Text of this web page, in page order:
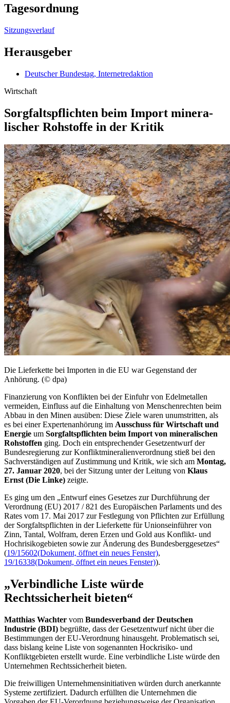
Tagesordnung
Sitzungsverlauf
Herausgeber
Deutscher Bundestag, Internetredaktion
Wirtschaft
Sorgfalts­pflichten beim Import minera­
lischer Rohstoffe in der Kri­tik
Die Lieferkette bei Importen in die EU war Gegenstand der
Anhörung. (© dpa)
Finanzierung von Konflikten bei der Einfuhr von Edelmetallen
vermeiden, Einfluss auf die Einhaltung von Menschenrechten beim
Abbau in den Minen ausüben: Diese Ziele waren unumstritten, als
es bei einer Expertenanhörung im Ausschuss für Wirtschaft und
Energie um Sorgfaltspflichten beim Import von mineralischen
Rohstoffen ging. Doch ein entsprechender Gesetzentwurf der
Bundesregierung zur Konfliktmineralienverordnung stieß bei den
Sachverständigen auf Zustimmung und Kritik, wie sich am Montag,
27. Januar 2020, bei der Sitzung unter der Leitung von Klaus
Ernst (Die Linke) zeigte.
Es ging um den „Entwurf eines Gesetzes zur Durchführung der
Verordnung (EU) 2017 / 821 des Europäischen Parlaments und des
Rates vom 17. Mai 2017 zur Festlegung von Pflichten zur Erfüllung
der Sorgfaltspflichten in der Lieferkette für Unionseinführer von
Zinn, Tantal, Wolfram, deren Erzen und Gold aus Konflikt- und
Hochrisikogebieten sowie zur Änderung des Bundesberggesetzes“
(19/15602(Dokument, öffnet ein neues Fenster),
19/16338(Dokument, öffnet ein neues Fenster)).
„Verbindliche Liste würde
Rechtssicherheit bieten“
Matthias Wachter vom Bundesverband der Deutschen
Industrie (BDI) begrüßte, dass der Gesetzentwurf nicht über die
Bestimmungen der EU-Verordnung hinausgeht. Problematisch sei,
dass bislang keine Liste von sogenannten Hockrisiko- und
Konfliktgebieten erstellt wurde. Eine verbindliche Liste würde den
Unternehmen Rechtssicherheit bieten.
Die freiwilligen Unternehmensinitiativen würden durch anerkannte
Systeme zertifiziert. Dadurch erfüllten die Unternehmen die